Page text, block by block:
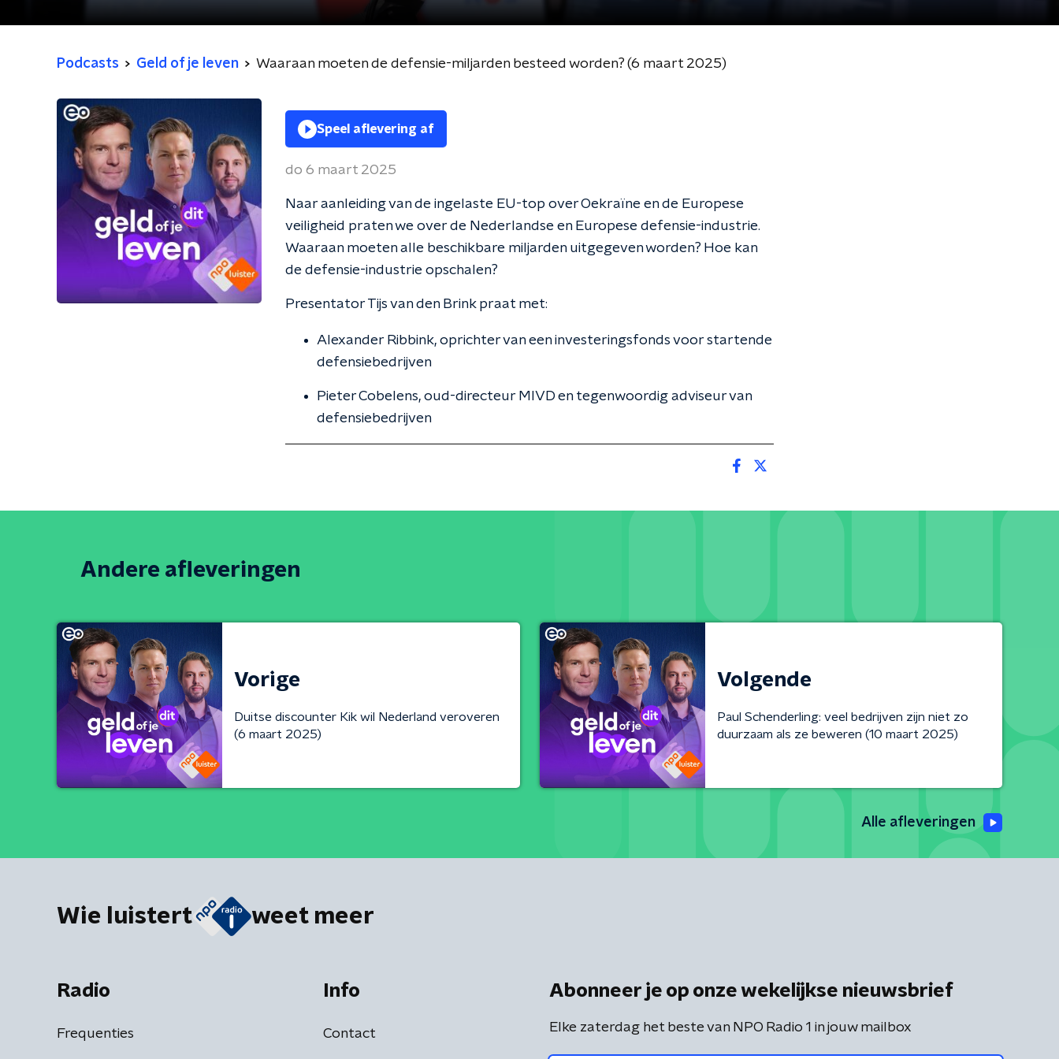
Podcasts Geld of je leven Waaraan moeten de defensie-miljarden besteed worden? (6 maart 2025)
Speel aflevering af
do 6 maart 2025
Naar aanleiding van de ingelaste EU-top over Oekraïne en de Europese
veiligheid praten we over de Nederlandse en Europese defensie-industrie.
Waaraan moeten alle beschikbare miljarden uitgegeven worden? Hoe kan
de defensie-industrie opschalen?
Presentator Tijs van den Brink praat met:
Alexander Ribbink, oprichter van een investeringsfonds voor startende
defensiebedrijven
Pieter Cobelens, oud-directeur MIVD en tegenwoordig adviseur van
defensiebedrijven
Andere afleveringen
Vorige
Duitse discounter Kik wil Nederland veroveren
(6 maart 2025)
Volgende
Paul Schenderling: veel bedrijven zijn niet zo
duurzaam als ze beweren (10 maart 2025)
Alle afleveringen
Wie luistert weet meer
Radio
Frequenties
Info
Contact
Abonneer je op onze wekelijkse nieuwsbrief
Elke zaterdag het beste van NPO Radio 1 in jouw mailbox